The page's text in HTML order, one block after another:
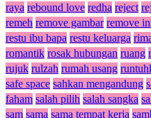
raya rebound love redha reject
remeh remove gambar remove
restu ibu bapa restu keluarga
romantik rosak hubungan ruang
rujuk rulzah rumah usang
safe space sahkan mengandung
faham salah pilih salah sangka
sam sama sama tempat kerja